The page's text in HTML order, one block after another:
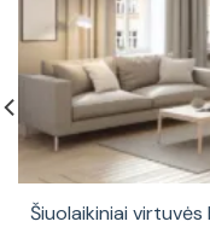
Šiuolaikiniai